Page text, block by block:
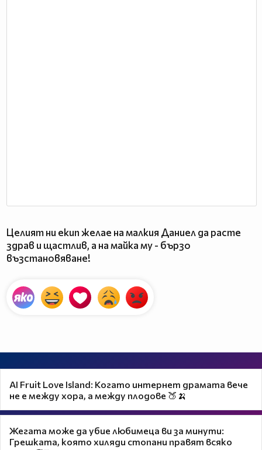
Целият ни екип желае на малкия Даниел да расте
здрав и щастлив, а на майка му - бързо
възстановяване!
AI Fruit Love Island: Когато интернет драмата вече
не е между хора, а между плодове 🍑🍌
Жегата може да убие любимеца ви за минути:
Грешката, която хиляди стопани правят всяко